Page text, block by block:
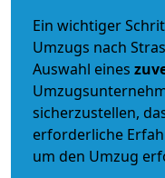
Ein wichtiger
Umzugs nach
Auswahl eines
sicherzustellen,
erforderliche
um den Umzug